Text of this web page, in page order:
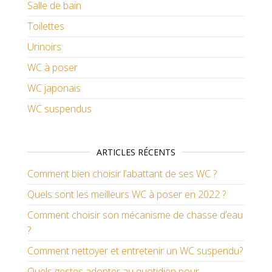
Salle de bain
Toilettes
Urinoirs
WC à poser
WC japonais
WC suspendus
ARTICLES RÉCENTS
Comment bien choisir l’abattant de ses WC ?
Quels sont les meilleurs WC à poser en 2022 ?
Comment choisir son mécanisme de chasse d’eau
?
Comment nettoyer et entretenir un WC suspendu?